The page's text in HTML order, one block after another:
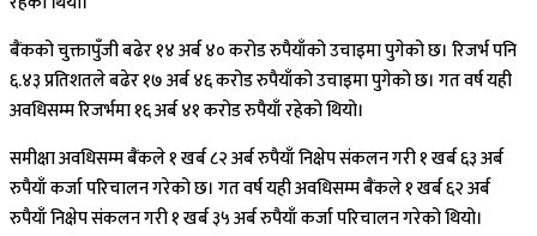
बैंकको चुक्तापुँजी बढेर १४ अर्ब ४० करोड रुपैयाँको उचाइमा पुगेको छ। रिजर्भ पनि
६.४३ प्रतिशतले बढेर १७ अर्ब ४६ करोड रुपैयाँको उचाइमा पुगेको छ। गत वर्ष यही
अवधिसम्म रिजर्भमा १६ अर्ब ४१ करोड रुपैयाँ रहेको थियो।
समीक्षा अवधिसम्म बैंकले १ खर्ब ८२ अर्ब रुपैयाँ निक्षेप संकलन गरी १ खर्ब ६३ अर्ब
रुपैयाँ कर्जा परिचालन गरेको छ। गत वर्ष यही अवधिसम्म बैंकले १ खर्ब ६२ अर्ब
रुपैयाँ निक्षेप संकलन गरी १ खर्ब ३५ अर्ब रुपैयाँ कर्जा परिचालन गरेको थियो।